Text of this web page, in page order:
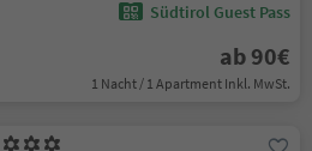
Südtirol Guest Pass
ab 90€
1 Nacht / 1 Apartment Inkl. MwSt.